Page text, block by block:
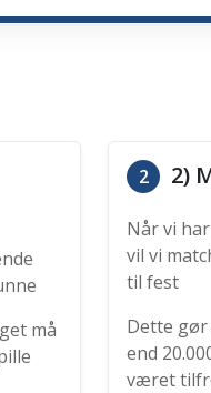
må
2 2)
Når vi
vil vi
til fest
Dette gør
end
været